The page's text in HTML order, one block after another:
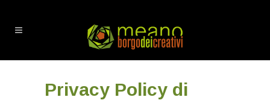
Privacy Policy di